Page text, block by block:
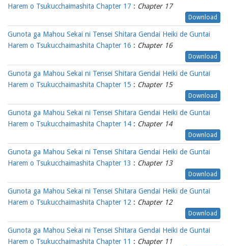
Harem o Tsukucchaimashita Chapter 17 : Chapter 17
Download
Gunota ga Mahou Sekai ni Tensei Shitara Gendai Heiki de Guntai
Harem o Tsukucchaimashita Chapter 16 : Chapter 16
Download
Gunota ga Mahou Sekai ni Tensei Shitara Gendai Heiki de Guntai
Harem o Tsukucchaimashita Chapter 15 : Chapter 15
Download
Gunota ga Mahou Sekai ni Tensei Shitara Gendai Heiki de Guntai
Harem o Tsukucchaimashita Chapter 14 : Chapter 14
Download
Gunota ga Mahou Sekai ni Tensei Shitara Gendai Heiki de Guntai
Harem o Tsukucchaimashita Chapter 13 : Chapter 13
Download
Gunota ga Mahou Sekai ni Tensei Shitara Gendai Heiki de Guntai
Harem o Tsukucchaimashita Chapter 12 : Chapter 12
Download
Gunota ga Mahou Sekai ni Tensei Shitara Gendai Heiki de Guntai
Harem o Tsukucchaimashita Chapter 11 : Chapter 11